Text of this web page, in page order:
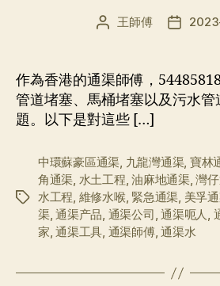
文
者
王師傅
发
期
作為香港的通渠師傅，
管道堵塞、馬桶堵塞以及污水
題。以下是對這些 […]
标
中環蘇豪區通渠, 九龍灣通渠, 寶林
角通渠, 水土工程,油麻地通渠,灣
水工程, 維修水喉, 緊急通渠, 美孚
渠,通渠产品, 通渠公司,通渠呃人,
家,通渠工具, 通渠師傅,通渠水